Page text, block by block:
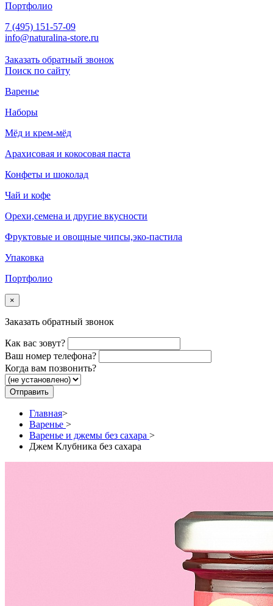
Портфолио
7 (495) 151-57-09
info@naturalina-store.ru
Заказать обратный звонок
Поиск по сайту
Варенье
Наборы
Мёд и крем-мёд
Арахисовая и кокосовая паста
Конфеты и шоколад
Чай и кофе
Орехи,семена и другие вкусности
Фруктовые и овощные чипсы,эко-пастила
Упаковка
Портфолио
×
Заказать обратный звонок
Как вас зовут?
Ваш номер телефона?
Когда вам позвонить?
Главная>
Варенье >
Варенье и джемы без сахара >
Джем Клубника без сахара